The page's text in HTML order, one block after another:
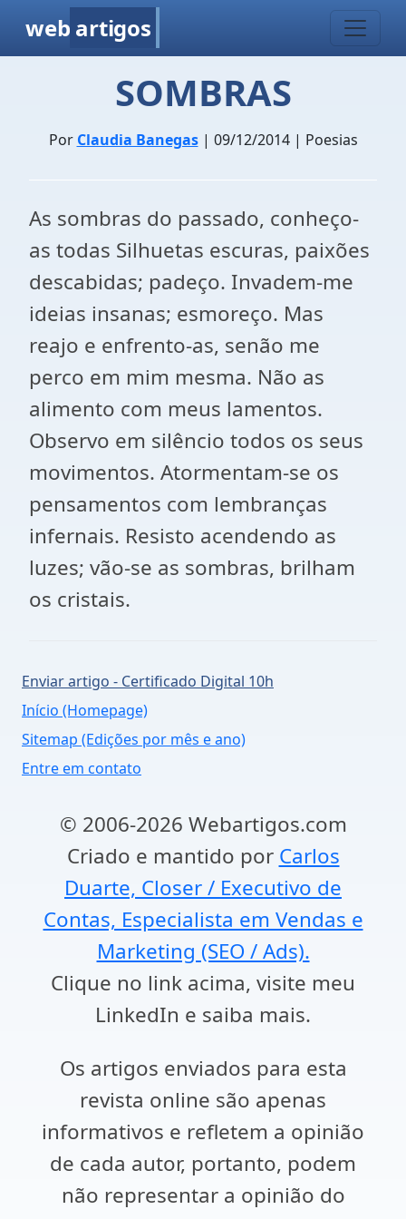
web artigos
SOMBRAS
Por Claudia Banegas| 09/12/2014 | Poesias
As sombras do passado, conheço-
as todas Silhuetas escuras, paixões
descabidas; padeço. Invadem-me
ideias insanas; esmoreço. Mas
reajo e enfrento-as, senão me
perco em mim mesma. Não as
alimento com meus lamentos.
Observo em silêncio todos os seus
movimentos. Atormentam-se os
pensamentos com lembranças
infernais. Resisto acendendo as
luzes; vão-se as sombras, brilham
os cristais.
Enviar artigo - Certificado Digital 10h
Início (Homepage)
Sitemap (Edições por mês e ano)
Entre em contato
© 2006-2026 Webartigos.com
Criado e mantido por Carlos
Duarte, Closer / Executivo de
Contas, Especialista em Vendas e
Marketing (SEO / Ads).
Clique no link acima, visite meu
LinkedIn e saiba mais.
Os artigos enviados para esta
revista online são apenas
informativos e refletem a opinião
de cada autor, portanto, podem
não representar a opinião do